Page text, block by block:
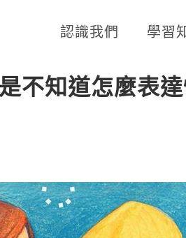
認識我們 學習
不知道怎麼表